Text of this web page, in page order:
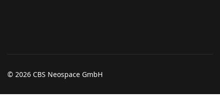
© 2026 CBS Neospace GmbH